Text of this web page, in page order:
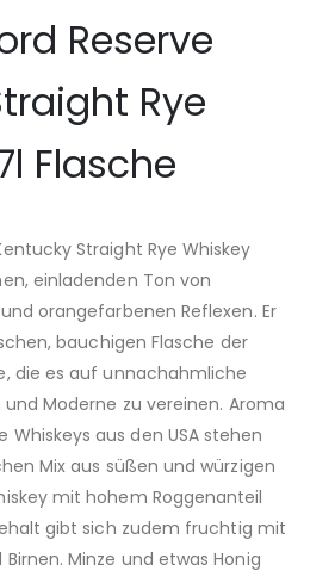
Reserve
Rye
Flasche
Straight Rye Whiskey
einladenden Ton von
orangefarbenen Reflexen. Er
bauchigen Flasche der
die es auf unnachahmliche
Moderne zu vereinen. Aroma
Whiskeys aus den USA stehen
Mix aus süßen und würzigen
mit hohem Roggenanteil
gibt sich zudem fruchtig mit
Minze und etwas Honig